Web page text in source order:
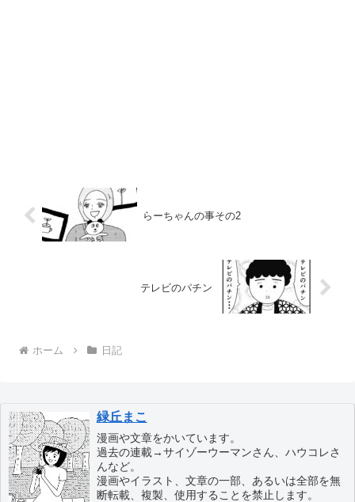
らーちゃんの事その2
テレビのパチン
ホーム 日記
緑丘まこ
漫画や文章をかいています。
過去の連載→サイゾーウーマンさん、ハウコレさ
んなど。
漫画やイラスト、文章の一部、あるいは全部を無
断転載、複製、使用することを禁止します。